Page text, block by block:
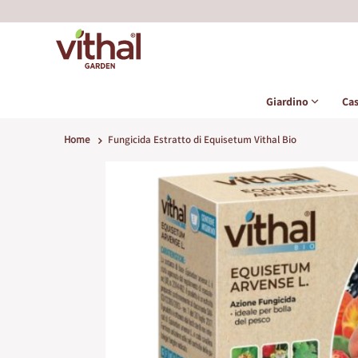
Giardino
Home Fungicida Estratto di Equisetum Vithal Bio